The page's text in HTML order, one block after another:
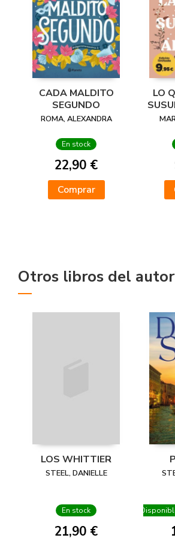
CADA MALDITO
SEGUNDO
ROMA, ALEXANDRA
En stock
22,90 €
Comprar
LO
Otros libros del autor
LOS WHITTIER
STEEL, DANIELLE
En stock
21,90 €